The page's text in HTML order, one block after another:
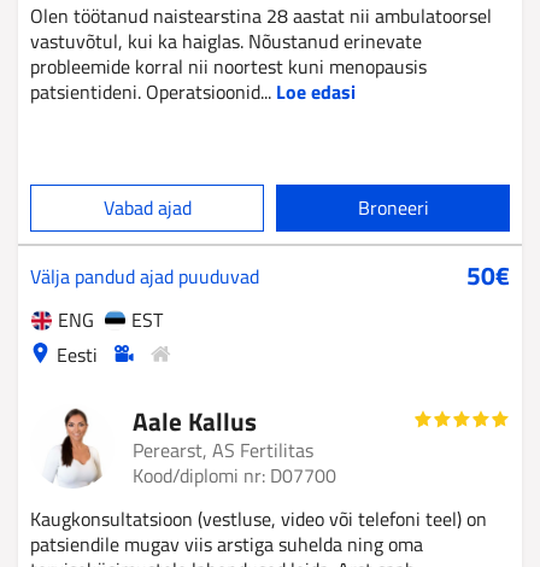
Olen töötanud naistearstina 28 aastat nii ambulatoorsel
vastuvõtul, kui ka haiglas. Nõustanud erinevate
probleemide korral nii noortest kuni menopausis
patsientideni. Operatsioonid... Loe edasi
Vabad ajad Broneeri
Kallus
Välja pandud ajad puuduvad 50€
ENG
EST
Eesti
Aale Kallus
Perearst, AS Fertilitas
Kood/diplomi nr: D07700
Kaugkonsultatsioon (vestluse, video või telefoni teel) on
patsiendile mugav viis arstiga suhelda ning oma